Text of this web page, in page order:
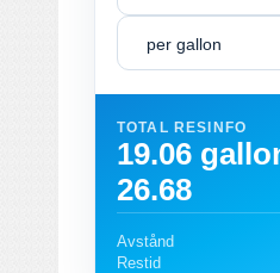
per gallon
TOTAL RESINFO
19.06
26.68
Avstånd
Restid